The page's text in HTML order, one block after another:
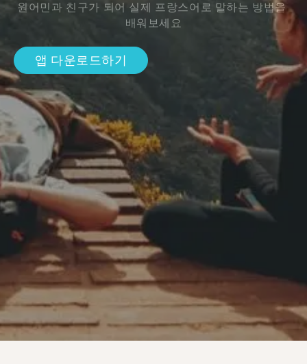
원어민과 친구가 되어 실제 프랑스어로 말하는 방법을
배워보세요
앱 다운로드하기